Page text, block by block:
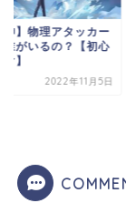
【原神】甘雨を
引くべきか否か？
2022